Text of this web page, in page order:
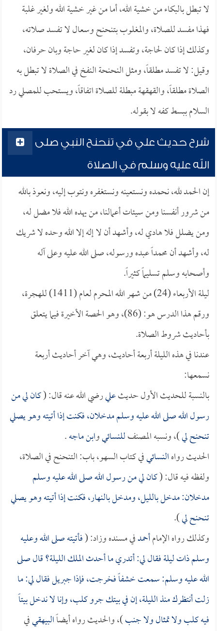
لا تبطل بالبكاء من خشية الله، أما من غير خشية الله ولغير غلبة
فهذا مفسد للصلاة، والمغلوب بتنحنح وسعال لا تفسد صلاته،
وكذلك إذا كان لحاجة، وتفسد إذا كان لغير حاجة وبان حرفان،
وقيل: لا تفسد مطلقاً، ومثل النحنحة النفخ في الصلاة لا تبطل به
الصلاة مطلقاً، والقهقهة مبطلة للصلاة اتفاقاً، ويستحب للمصلي رد
السلام ببسط كفه لا بقوله.
شرح حديث علي في تنحنح النبي صلى
الله عليه وسلم في الصلاة
إن الحمد لله، نحمده ونستعينه ونستغفره ونتوب إليه، ونعوذ بالله
من شرور أنفسنا ومن سيئات أعمالنا، من يهده الله فلا مضل له،
ومن يضلل فلا هادي له، وأشهد أن لا إله إلا الله وحده لا شريك
له، وأشهد أن محمداً عبده ورسوله، صلى الله عليه وعلى آله
وأصحابه وسلم تسليماً كثيراً.
ليلة الأربعاء (24) من شهر الله المحرم لعام (1411) للهجرة،
ورقم هذا الدرس هو: (86)، وهو الحصة الأخيرة فيما يتعلق
بأحاديث شروط الصلاة.
عندنا في هذه الليلة أربعة أحاديث، وهي آخر أحاديث أربعة
نسمعها:
بالنسبة للحديث الأول حديثعليرضي الله عنه قال: (كان لي من
رسول الله صلى الله عليه وسلم مدخلان، فكنت إذا أتيته وهو يصلي
تنحنح لي)، ونسبه المصنفللنسائيوابن ماجه.
الحديث رواهالنسائيفي كتاب السهو، باب: التنحنح في الصلاة،
ولفظه فيه قال: (كان لي من رسول الله صلى الله عليه وسلم
مدخلان: مدخل بالليل، ومدخل بالنهار، فكنت إذا أتيته وهو يصلي
تنحنح لي).
وكذلك رواه الإمامأحمدفي مسنده وزاد: (فأتيته صلى الله وعليه
وسلم ذات ليلة فقال لي: أتدري ما أحدث الملك الليلة؟ قال صلى
الله عليه وسلم: سمعت خشفاً فخرجت، فإذا جبريل فقال لي: ما
زلت أنتظرك منذ الليلة، إن في بيتك جرو كلب، وإنا لا ندخل بيتاً
فيه كلب ولا تمثال ولا جنب)، والحديث رواه أيضاًالبيهقيفي